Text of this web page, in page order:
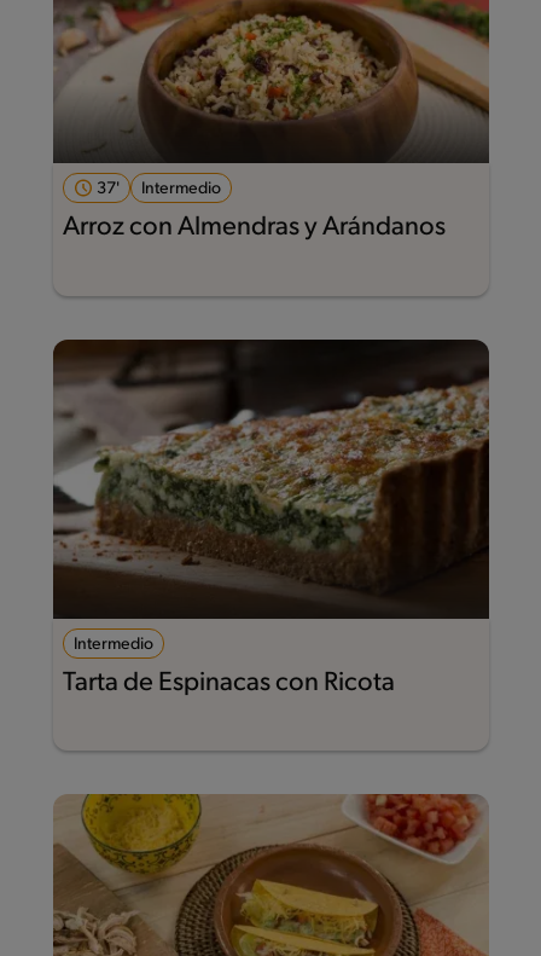
37' Intermedio
Arroz con Almendras y Arándanos
Intermedio
Tarta de Espinacas con Ricota